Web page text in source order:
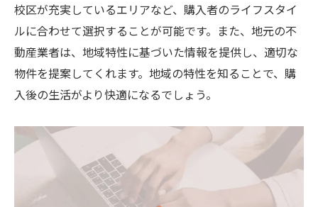
校区が充実しているエリアなど、購入者のライフスタイ
ルに合わせて選択することが可能です。また、地元の不
動産業者は、地域特性に基づいた情報を提供し、適切な
物件を提案してくれます。地域の特性を知ることで、購
入後の生活がより快適になるでしょう。